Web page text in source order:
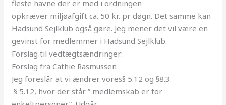
fleste havne der er med i ordningen
opkræver miljøafgift ca. 50 kr. pr døgn. Det samme kan
Hadsund Sejlklub også gøre. Jeg mener det vil være en
gevinst for medlemmer i Hadsund Sejlklub.
Forslag til vedtægtsændringer:
Forslag fra Cathie Rasmussen
Jeg foreslår at vi ændrer vores§ 5.12 og §8.3
§ 5.12, hvor der står ” medlemskab er for